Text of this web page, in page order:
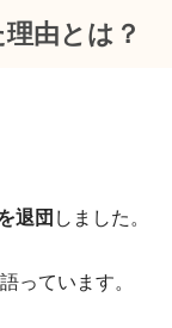
由とは？
退団 しました。
っています。